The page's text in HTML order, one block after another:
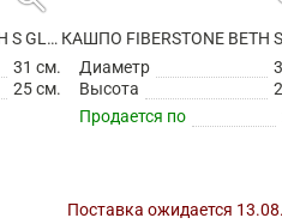
КАШПО FIBERSTONE BETH S GLOSSY WHITE
31 см.
25 см.
Диаметр
Высота
Продается по
Поставка ожидается